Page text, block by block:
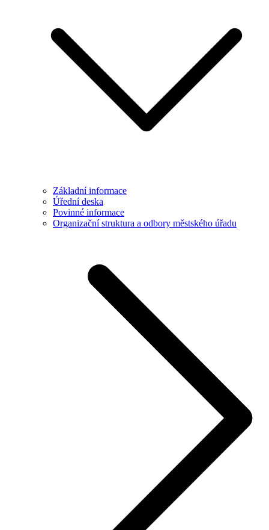
Základní informace
Úřední deska
Povinné informace
Organizační struktura a odbory městského úřadu